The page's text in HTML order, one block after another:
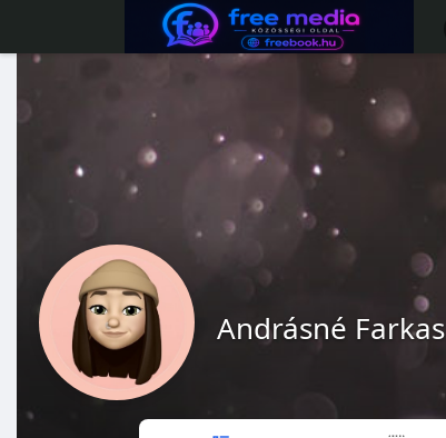
Andrásné Farkas